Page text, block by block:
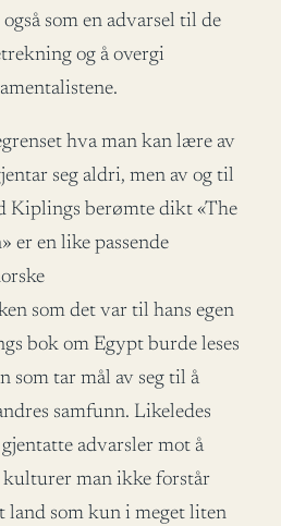
som en advarsel til de
og å overgi
hva man kan lære av
seg aldri, men av og til
Kiplings berømte dikt «The
er en like passende
som det var til hans egen
bok om Egypt burde leses
som tar mål av seg til å
samfunn. Likeledes
advarsler mot å
man ikke forstår
land som kun i meget liten